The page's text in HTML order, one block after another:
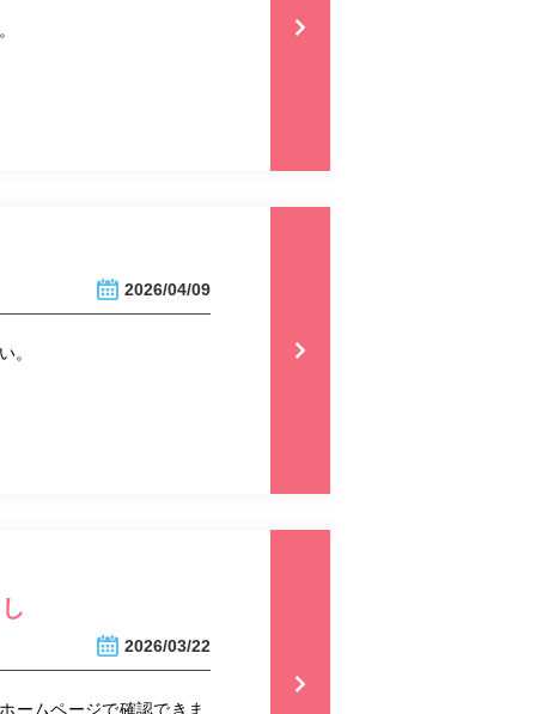
2026/04/09
。
2026/03/22
ームページで確認できま